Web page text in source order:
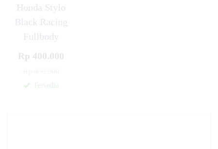
Honda Stylo
Black Racing
Fullbody
Rp 400.000
Tersedia